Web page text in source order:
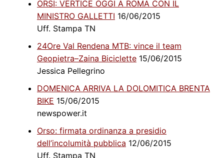
ORSI: VERTICE OGGI A ROMA CON IL
MINISTRO GALLETTI 16/06/2015
Uff. Stampa TN
24Ore Val Rendena MTB: vince il team
Geopietra–Zaina Biciclette15/06/2015
Jessica Pellegrino
DOMENICA ARRIVA LA DOLOMITICA BRENTA
BIKE 15/06/2015
newspower.it
Orso: firmata ordinanza a presidio
dell’incolumità pubblica 12/06/2015
Uff. Stampa TN